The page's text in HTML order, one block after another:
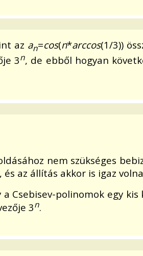
az an=cos(n*arccos(1/3))
3n, de ebből hogyan
nem szükséges
és az állítás akkor is igaz
a Csebisev-polinomok egy
3n.